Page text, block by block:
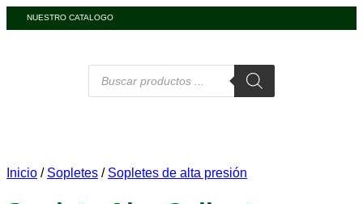
NUESTRO CATALOGO
Inicio / Sopletes / Sopletes de alta presión